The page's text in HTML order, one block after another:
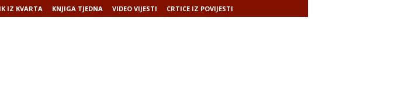
IZ KVARTA KNJIGA TJEDNA VIDEO VIJESTI CRTICE IZ POVIJESTI